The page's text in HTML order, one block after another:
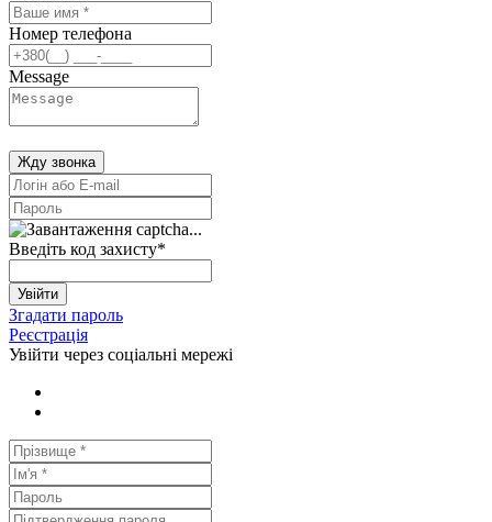
Номер телефона
Message
Жду звонка
Введіть код захисту*
Увійти
Згадати пароль
Реєстрація
Увійти через соціальні мережі